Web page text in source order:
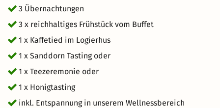
3 Übernachtungen
3 x reichhaltiges Frühstück vom Buffet
1 x Kaffetied im Logierhus
1 x Sanddorn Tasting oder
1 x Teezeremonie oder
1 x Honigtasting
inkl. Entspannung in unserem Wellnessbereich